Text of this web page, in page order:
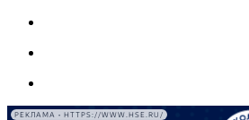
РЕКЛАМА • HTTPS://WWW.HSE.RU/